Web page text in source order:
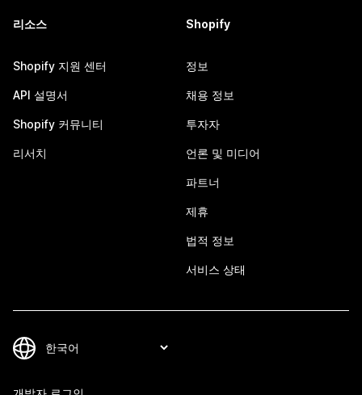
리소스
Shopify 지원 센터
API 설명서
Shopify 커뮤니티
리서치
Shopify
정보
채용 정보
투자자
언론 및 미디어
파트너
제휴
법적 정보
서비스 상태